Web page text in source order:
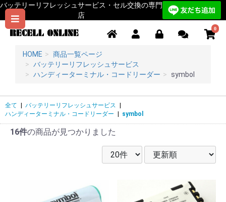
バッテリーリフレッシュサービス・セル交換の専門
店
0
HOME
商品一覧ページ
バッテリーリフレッシュサービス
ハンディーターミナル・コードリーダー
symbol
全て バッテリーリフレッシュサービス
ハンディーターミナル・コードリーダー
symbol
16件の商品が見つかりました